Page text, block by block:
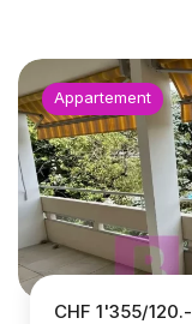
Appartement
CHF 1'355/120.-